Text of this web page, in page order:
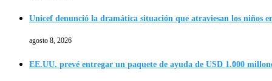
Unicef denunció la dramática situación que atraviesan los niños
agosto 8, 2026
EE.UU. prevé entregar un paquete de ayuda de USD 1.000